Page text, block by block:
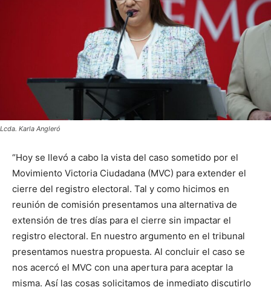
Lcda. Karla Angleró
“Hoy se llevó a cabo la vista del caso sometido por el
Movimiento Victoria Ciudadana (MVC) para extender el
cierre del registro electoral. Tal y como hicimos en
reunión de comisión presentamos una alternativa de
extensión de tres días para el cierre sin impactar el
registro electoral. En nuestro argumento en el tribunal
presentamos nuestra propuesta. Al concluir el caso se
nos acercó el MVC con una apertura para aceptar la
misma. Así las cosas solicitamos de inmediato discutirlo